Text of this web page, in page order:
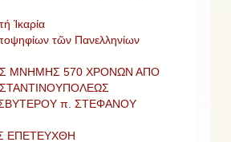
Ἰκαρία
τῶν Πανελληνίων
ΜΝΗΜΗΣ 570 ΧΡΟΝΩΝ ΑΠΟ
π. ΣΤΕΦΑΝΟΥ
ΕΠΕΤΕΥΧΘΗ